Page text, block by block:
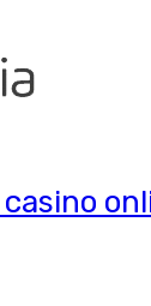
casino